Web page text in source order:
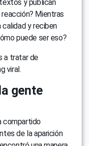
y publican
reacción? Mientras
y reciben
puede ser eso?
a tratar de
viral.
gente
compartido
de la aparición